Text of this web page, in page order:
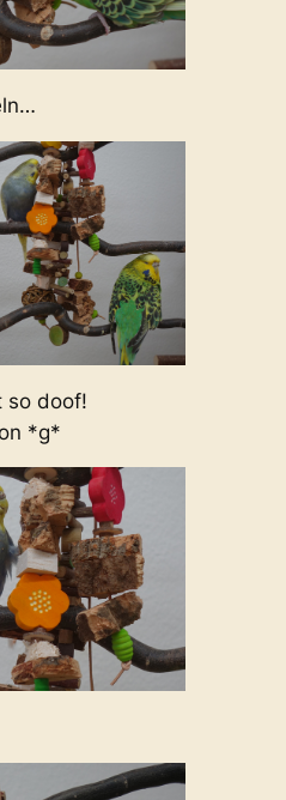
so doof!
*g*